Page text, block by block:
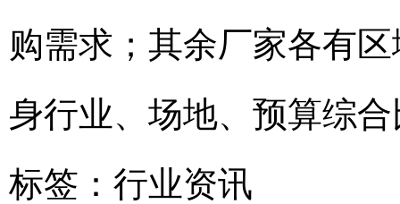
购需求；其余厂家各有
身行业、场地、预算综
标签： 行业资讯